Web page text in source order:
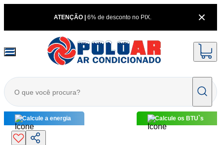
ATENÇÃO | 6% de desconto no PIX.
Calcule a energia Calcule os BTU`s